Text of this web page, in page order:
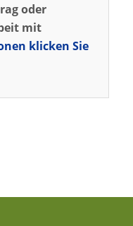
oder
mit
klicken Sie